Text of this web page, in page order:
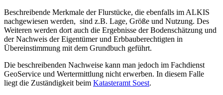
Beschreibende Merkmale der Flurstücke, die ebenfalls im ALKIS
nachgewiesen werden, sind z.B. Lage, Größe und Nutzung. Des
Weiteren werden dort auch die Ergebnisse der Bodenschätzung und
der Nachweis der Eigentümer und Erbbauberechtigten in
Übereinstimmung mit dem Grundbuch geführt.
Die beschreibenden Nachweise kann man jedoch im Fachdienst
GeoService und Wertermittlung nicht erwerben. In diesem Falle
liegt die Zuständigkeit beim Katasteramt Soest.